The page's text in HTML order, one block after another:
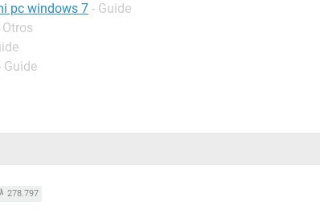
pc windows 7 - Guide
Guide
278.797